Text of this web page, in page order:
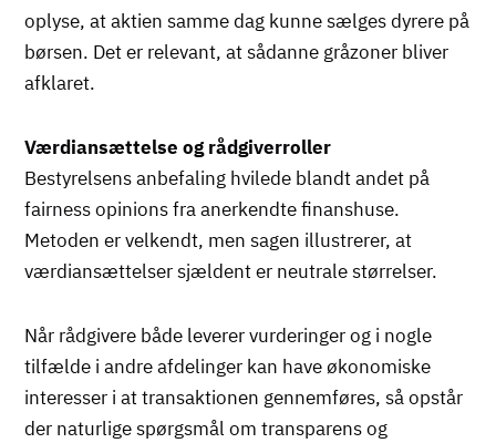
oplyse, at aktien samme dag kunne sælges dyrere på
børsen. Det er relevant, at sådanne gråzoner bliver
afklaret.
Værdiansættelse og rådgiverroller
Bestyrelsens anbefaling hvilede blandt andet på
fairness opinions fra anerkendte finanshuse.
Metoden er velkendt, men sagen illustrerer, at
værdiansættelser sjældent er neutrale størrelser.
Når rådgivere både leverer vurderinger og i nogle
tilfælde i andre afdelinger kan have økonomiske
interesser i at transaktionen gennemføres, så opstår
der naturlige spørgsmål om transparens og